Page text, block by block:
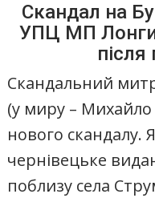
Скандал на
УПЦ МП
після
Скандальний
(у миру –
нового скандалу.
чернівецьке
поблизу села